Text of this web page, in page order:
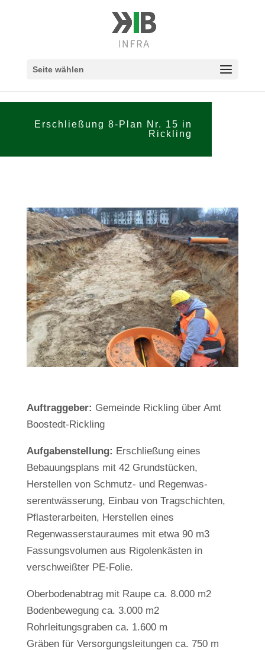
Seite wählen
Erschließung 8-Plan Nr. 15 in
Rickling
Auftraggeber: Gemeinde Rickling über Amt
Boostedt-Rickling
Aufgabenstellung: Erschließung eines
Bebauungsplans mit 42 Grund­stücken,
Herstellen von Schmutz- und Regenwas­
serentwässerung, Einbau von Tragschichten,
Pflas­terarbeiten, Herstellen eines
Regenwasserstaurau­mes mit etwa 90 m3
Fassungsvolumen aus Rigo­lenkästen in
verschweißter PE-Folie.
Oberbodenabtrag mit Raupe ca. 8.000 m2
Bodenbewegung ca. 3.000 m2
Rohrleitungsgraben ca. 1.600 m
Gräben für Versorgungsleitungen ca. 750 m